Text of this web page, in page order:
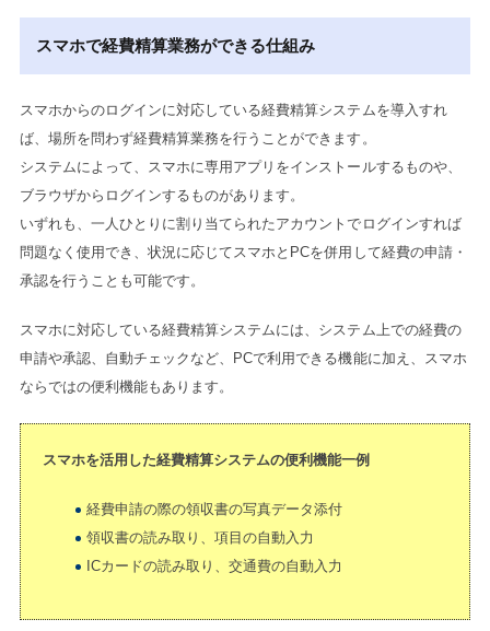
スマホで経費精算業務ができる仕組み
スマホからのログインに対応している経費精算システムを導入すれ
ば、場所を問わず経費精算業務を行うことができます。
システムによって、スマホに専用アプリをインストールするものや、
ブラウザからログインするものがあります。
いずれも、一人ひとりに割り当てられたアカウントでログインすれば
問題なく使用でき、状況に応じてスマホとPCを併用して経費の申請・
承認を行うことも可能です。
スマホに対応している経費精算システムには、システム上での経費の
申請や承認、自動チェックなど、PCで利用できる機能に加え、スマホ
ならではの便利機能もあります。
スマホを活用した経費精算システムの便利機能一例
経費申請の際の領収書の写真データ添付
領収書の読み取り、項目の自動入力
ICカードの読み取り、交通費の自動入力